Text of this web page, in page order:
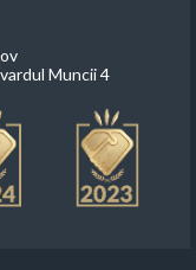
Muncii 4